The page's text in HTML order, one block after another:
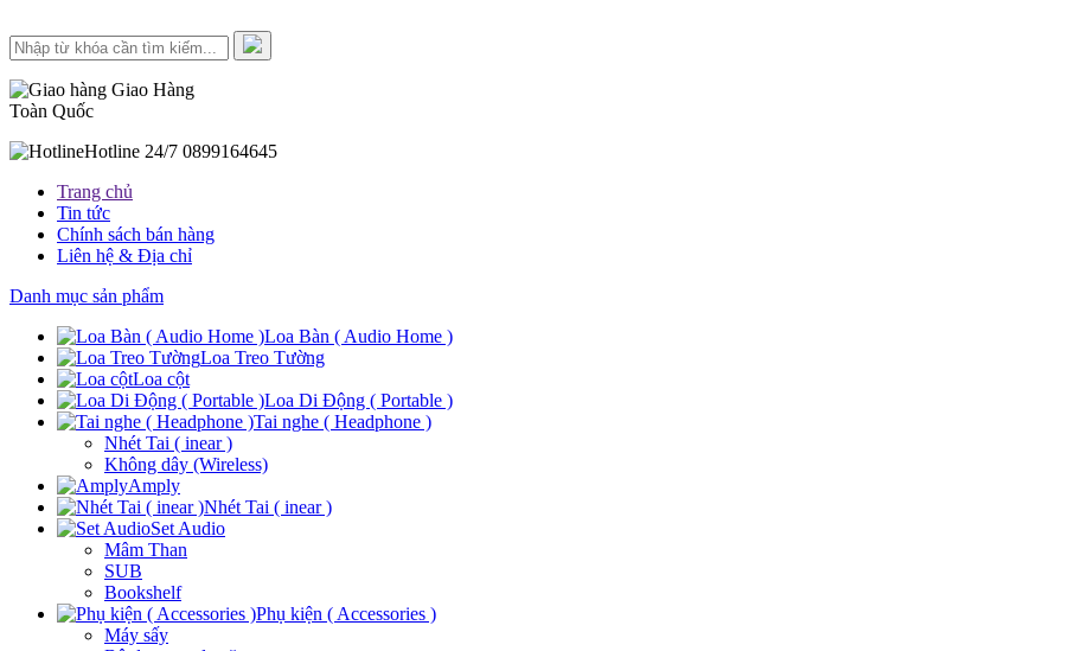
Giao Hàng
Toàn Quốc
Hotline 24/7 0899164645
Trang chủ
Tin tức
Chính sách bán hàng
Liên hệ & Địa chỉ
Danh mục sản phẩm
Loa Bàn ( Audio Home )
Loa Treo Tường
Loa cột
Loa Di Động ( Portable )
Tai nghe ( Headphone )
Nhét Tai ( inear )
Không dây (Wireless)
Amply
Nhét Tai ( inear )
Set Audio
Mâm Than
SUB
Bookshelf
Phụ kiện ( Accessories )
Máy sấy